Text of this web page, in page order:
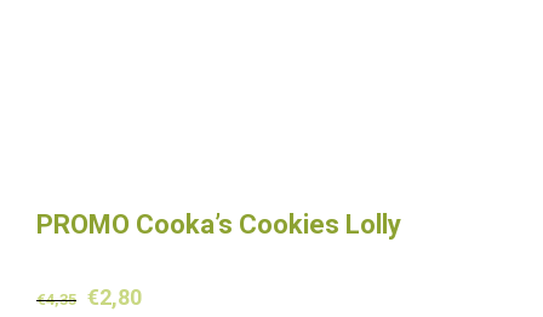
PROMO Cooka’s Cookies Lolly
€4,35 Oorspronkelijke
€2,80Huidige